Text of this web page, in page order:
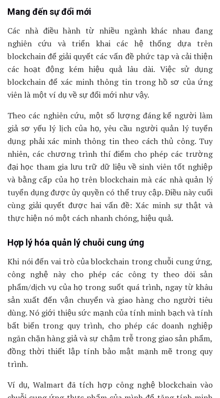
Mang đến sự đổi mới
Các nhà điều hành từ nhiều ngành khác nhau đang
nghiên cứu và triển khai các hệ thống dựa trên
blockchain để giải quyết các vấn đề phức tạp và cải thiện
các hoạt động kém hiệu quả lâu dài. Việc sử dụng
blockchain để xác minh thông tin trong hồ sơ của ứng
viên là một ví dụ về sự đổi mới như vậy.
Theo các nghiên cứu, một số lượng đáng kể người làm
giả sơ yếu lý lịch của họ, yêu cầu người quản lý tuyển
dụng phải xác minh thông tin theo cách thủ công. Tuy
nhiên, các chương trình thí điểm cho phép các trường
đại học tham gia lưu trữ dữ liệu về sinh viên tốt nghiệp
và bằng cấp của họ trên blockchain mà các nhà quản lý
tuyển dụng được ủy quyền có thể truy cập. Điều này cuối
cùng giải quyết được hai vấn đề: Xác minh sự thật và
thực hiện nó một cách nhanh chóng, hiệu quả.
Hợp lý hóa quản lý chuỗi cung ứng
Khi nói đến vai trò của blockchain trong chuỗi cung ứng,
công nghệ này cho phép các công ty theo dõi sản
phẩm/dịch vụ của họ trong suốt quá trình, ngay từ khâu
sản xuất đến vận chuyển và giao hàng cho người tiêu
dùng. Nó giới thiệu sức mạnh của tính minh bạch và tính
bất biến trong quy trình, cho phép các doanh nghiệp
ngăn chặn hàng giả và sự chậm trễ trong giao sản phẩm,
đồng thời thiết lập tính bảo mật mạnh mẽ trong quy
trình.
Ví dụ, Walmart đã tích hợp công nghệ blockchain vào